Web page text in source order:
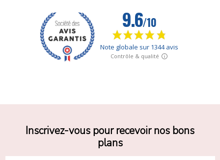
Inscrivez-vous pour recevoir nos bons
plans